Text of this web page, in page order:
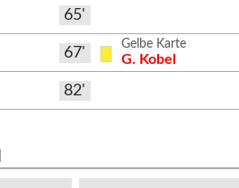
65'
67'
Gelbe Karte
G. Kobel
82'